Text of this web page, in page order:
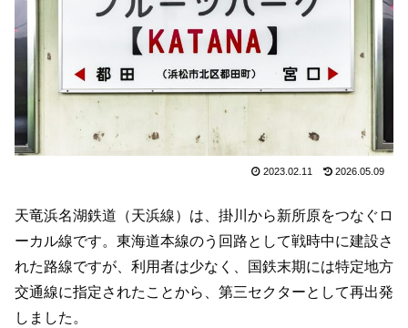
2023.02.11 2026.05.09
天竜浜名湖鉄道（天浜線）は、掛川から新所原をつなぐロ
ーカル線です。東海道本線のう回路として戦時中に建設さ
れた路線ですが、利用者は少なく、国鉄末期には特定地方
交通線に指定されたことから、第三セクターとして再出発
しました。